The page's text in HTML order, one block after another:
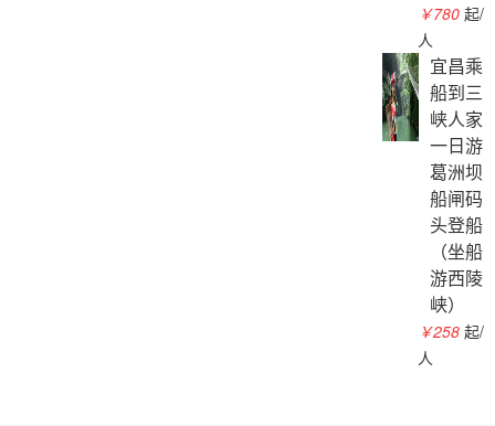
￥780 起/
人
宜昌乘
船到三
峡人家
一日游
葛洲坝
船闸码
头登船
（坐船
游西陵
峡）
￥258 起/
人